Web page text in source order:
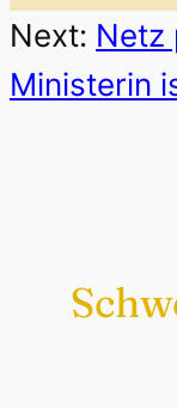
Next: Netz
Ministerin